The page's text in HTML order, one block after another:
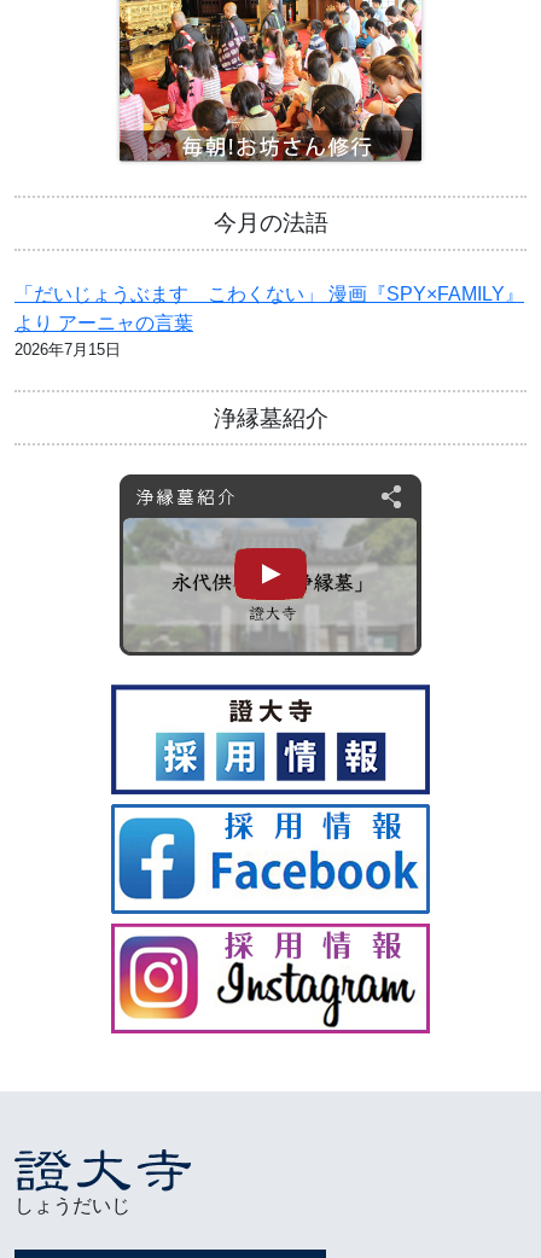
今月の法語
「だいじょうぶます こわくない」 漫画『SPY×FAMILY』
より アーニャの言葉
2026年7月15日
浄縁墓紹介
しょうだいじ